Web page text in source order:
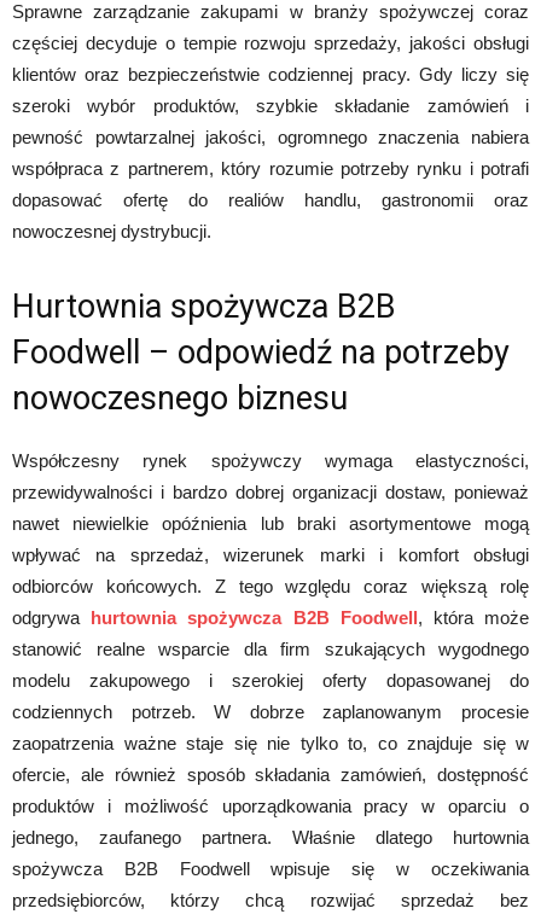
Sprawne zarządzanie zakupami w branży spożywczej coraz
częściej decyduje o tempie rozwoju sprzedaży, jakości obsługi
klientów oraz bezpieczeństwie codziennej pracy. Gdy liczy się
szeroki wybór produktów, szybkie składanie zamówień i
pewność powtarzalnej jakości, ogromnego znaczenia nabiera
współpraca z partnerem, który rozumie potrzeby rynku i potrafi
dopasować ofertę do realiów handlu, gastronomii oraz
nowoczesnej dystrybucji.
Hurtownia spożywcza B2B
Foodwell – odpowiedź na potrzeby
nowoczesnego biznesu
Współczesny rynek spożywczy wymaga elastyczności,
przewidywalności i bardzo dobrej organizacji dostaw, ponieważ
nawet niewielkie opóźnienia lub braki asortymentowe mogą
wpływać na sprzedaż, wizerunek marki i komfort obsługi
odbiorców końcowych. Z tego względu coraz większą rolę
odgrywa hurtownia spożywcza B2B Foodwell, która może
stanowić realne wsparcie dla firm szukających wygodnego
modelu zakupowego i szerokiej oferty dopasowanej do
codziennych potrzeb. W dobrze zaplanowanym procesie
zaopatrzenia ważne staje się nie tylko to, co znajduje się w
ofercie, ale również sposób składania zamówień, dostępność
produktów i możliwość uporządkowania pracy w oparciu o
jednego, zaufanego partnera. Właśnie dlatego hurtownia
spożywcza B2B Foodwell wpisuje się w oczekiwania
przedsiębiorców, którzy chcą rozwijać sprzedaż bez